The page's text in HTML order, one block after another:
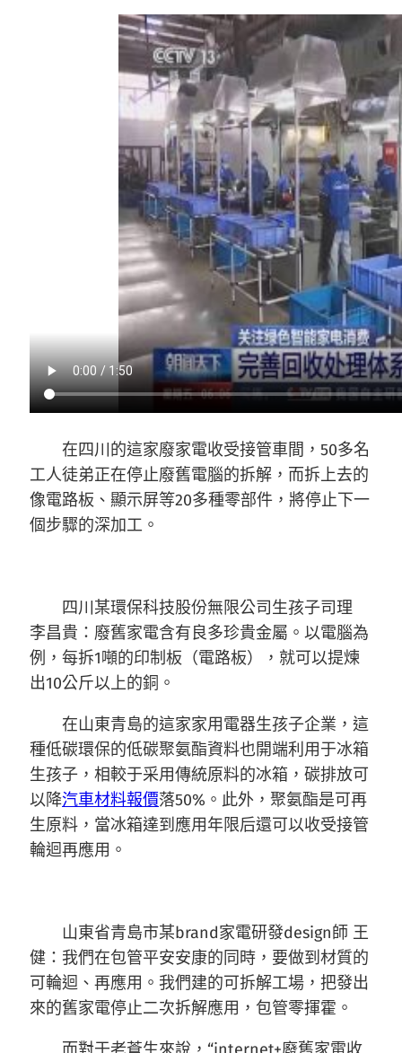
在四川的這家廢家電收受接管車間，50多名
工人徒弟正在停止廢舊電腦的拆解，而拆上去的
像電路板、顯示屏等20多種零部件，將停止下一
個步驟的深加工。
四川某環保科技股份無限公司生孩子司理
李昌貴：廢舊家電含有良多珍貴金屬。以電腦為
例，每拆1噸的印制板（電路板），就可以提煉
出10公斤以上的銅。
在山東青島的這家家用電器生孩子企業，這
種低碳環保的低碳聚氨酯資料也開端利用于冰箱
生孩子，相較于采用傳統原料的冰箱，碳排放可
以降汽車材料報價落50%。此外，聚氨酯是可再
生原料，當冰箱達到應用年限后還可以收受接管
輪迴再應用。
山東省青島市某brand家電研發design師 王
健：我們在包管平安安康的同時，要做到材質的
可輪迴、再應用。我們建的可拆解工場，把發出
來的舊家電停止二次拆解應用，包管零揮霍。
而對于老蒼生來說，“internet+廢舊家電收